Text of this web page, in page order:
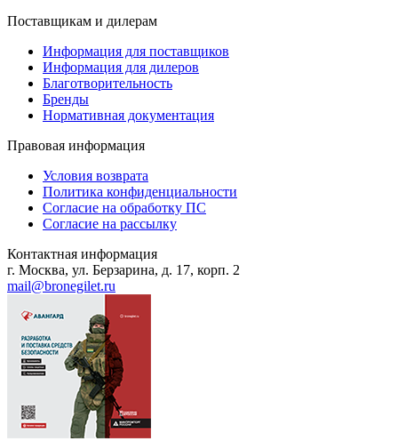
Поставщикам и дилерам
Информация для поставщиков
Информация для дилеров
Благотворительность
Бренды
Нормативная документация
Правовая информация
Условия возврата
Политика конфиденциальности
Согласие на обработку ПС
Согласие на рассылку
Контактная информация
г. Москва, ул. Берзарина, д. 17, корп. 2
mail@bronegilet.ru